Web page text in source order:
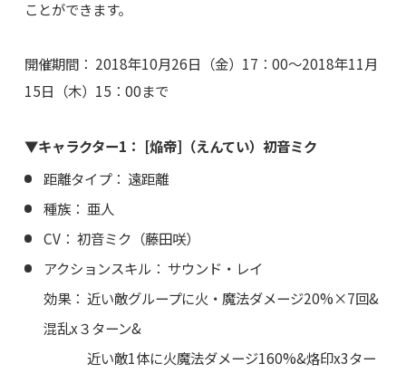
ことができます。
開催期間： 2018年10月26日（金）17：00～2018年11月
15日（木）15：00まで
▼キャラクター1： [焔帝]（えんてい）初音ミク
距離タイプ： 遠距離
種族： 亜人
CV： 初音ミク（藤田咲）
アクションスキル： サウンド・レイ
効果： 近い敵グループに火・魔法ダメージ20%×7回&
混乱x３ターン&
近い敵1体に火魔法ダメージ160%&烙印x3ター